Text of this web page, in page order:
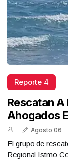
Reporte 4
Rescatan A
Ahogados
Agosto 06
El grupo de
Regional Istmo